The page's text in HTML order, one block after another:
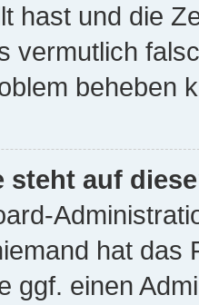
hast und die
vermutlich
beheben
steht auf
hat das
ggf. einen